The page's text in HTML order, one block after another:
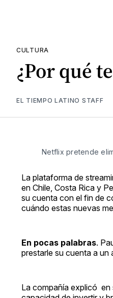
CULTURA
¿Por qué
EL TIEMPO LATINO STAFF
Netflix pretende
La plataforma de
en Chile, Costa Rica y
su cuenta con el fin de
cuándo estas nuevas
En pocas palabras.
prestarle su cuenta a un
La compañía explicó en